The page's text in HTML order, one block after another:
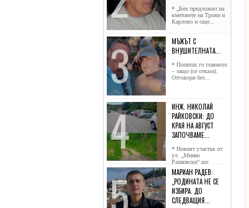
* „Бих предложил на
кметовете на Троян и
Карлово и още...
МЪЖЪТ С
ВНУШИТЕЛНАТА...
* Попитах го главното
– защо (се отказа).
Отговори без...
ИНЖ. НИКОЛАЙ
РАЙКОВСКИ: ДО
КРАЯ НА АВГУСТ
ЗАПОЧВАМЕ...
* Новият участък от
ул. „Минко
Радковски“ ще
достигне жк...
МАРИАН РАДЕВ:
„РОДИНАТА НЕ СЕ
ИЗБИРА. ДО
СЛЕДВАЩИЯ...